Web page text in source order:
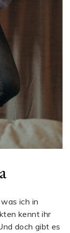
ich in
kennt ihr
doch gibt es